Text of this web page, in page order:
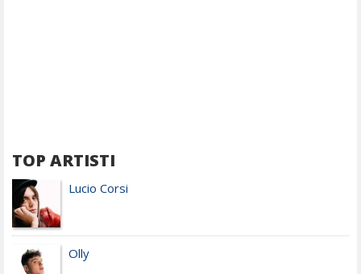
TOP ARTISTI
Lucio Corsi
Olly